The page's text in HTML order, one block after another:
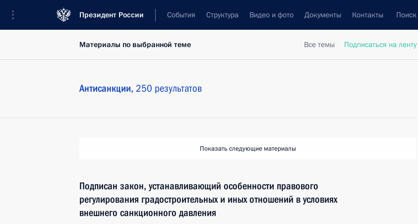
Президент России События Структура Видео и фото Документы Контакты Поиск
Все темы Подписаться на ленту
Материалы по выбранной теме
Антисанкции, 250 результатов
Показать следующие материалы
Подписан закон, устанавливающий особенности правового
регулирования градостроительных и иных отношений в условиях
внешнего санкционного давления